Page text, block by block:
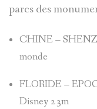
parcs des
CHINE –
monde
FLORIDE –
Disney 23m